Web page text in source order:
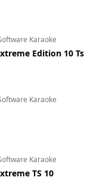
Karaoke
Edition 10 Ts
Karaoke
Karaoke
TS 10